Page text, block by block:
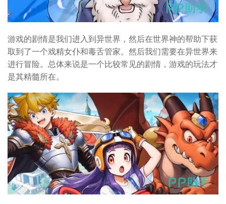
游戏的剧情是我们进入到异世界，然后在世界神的帮助下获
取到了一个戏精女仆和毒舌管家。然后我们需要在异世界来
进行冒险。总体来说是一个比较常见的剧情，游戏的玩法才
是其精髓所在。